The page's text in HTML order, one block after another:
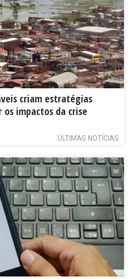
criam estratégias
impactos da crise
ÚLTIMAS NOTÍCIAS